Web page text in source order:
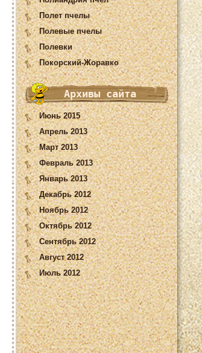
Полет пчелы
Полевые пчелы
Полевки
Покорский-Жоравко
Архивы сайта
Июнь 2015
Апрель 2013
Март 2013
Февраль 2013
Январь 2013
Декабрь 2012
Ноябрь 2012
Октябрь 2012
Сентябрь 2012
Август 2012
Июль 2012